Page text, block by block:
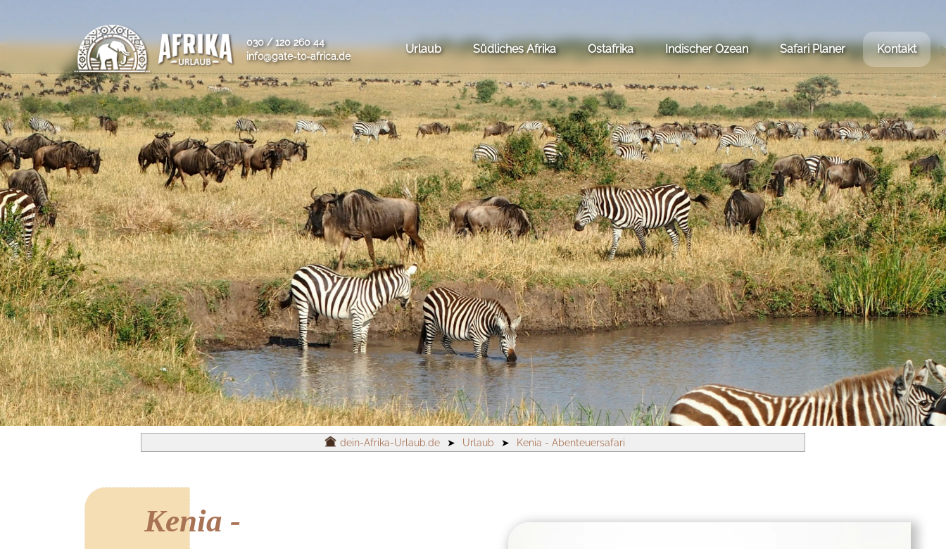
030 / 120 260 44
info@gate-to-africa.de
Urlaub Südliches Afrika Ostafrika Indischer Ozean Safari Planer Kontakt
dein-Afrika-Urlaub.de ➤ Urlaub ➤ Kenia - Abenteuersafari
Kenia -